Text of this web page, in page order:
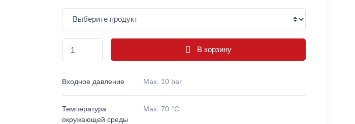
В корзину
Входное давление Max. 10 bar
Температура
окружающей среды
Max. 70 °C